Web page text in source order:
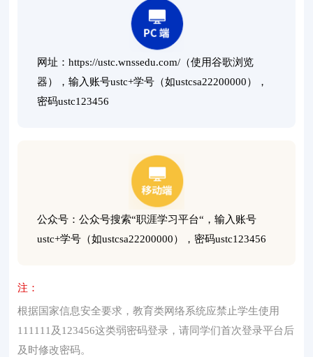
网址：https://ustc.wnssedu.com/（使用谷歌浏览
器），输入账号ustc+学号（如ustcsa22200000），
密码ustc123456
公众号：公众号搜索“职涯学习平台“，输入账号
ustc+学号（如ustcsa22200000），密码ustc123456
注：
根据国家信息安全要求，教育类网络系统应禁止学生使用
111111及123456这类弱密码登录，请同学们首次登录平台后
及时修改密码。